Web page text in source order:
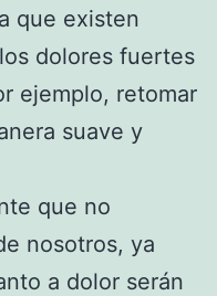
que existen
dolores fuertes
ejemplo, retomar
suave y
que no
nosotros, ya
a dolor serán